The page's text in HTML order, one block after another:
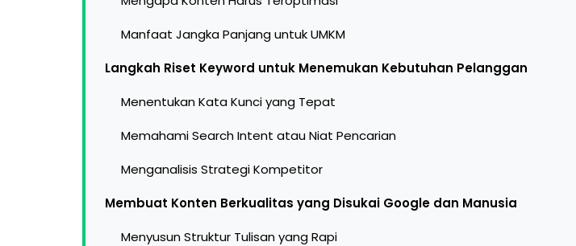
Manfaat Jangka Panjang untuk UMKM
Langkah Riset Keyword untuk Menemukan Kebutuhan Pelanggan
Menentukan Kata Kunci yang Tepat
Memahami Search Intent atau Niat Pencarian
Menganalisis Strategi Kompetitor
Membuat Konten Berkualitas yang Disukai Google dan Manusia
Menyusun Struktur Tulisan yang Rapi